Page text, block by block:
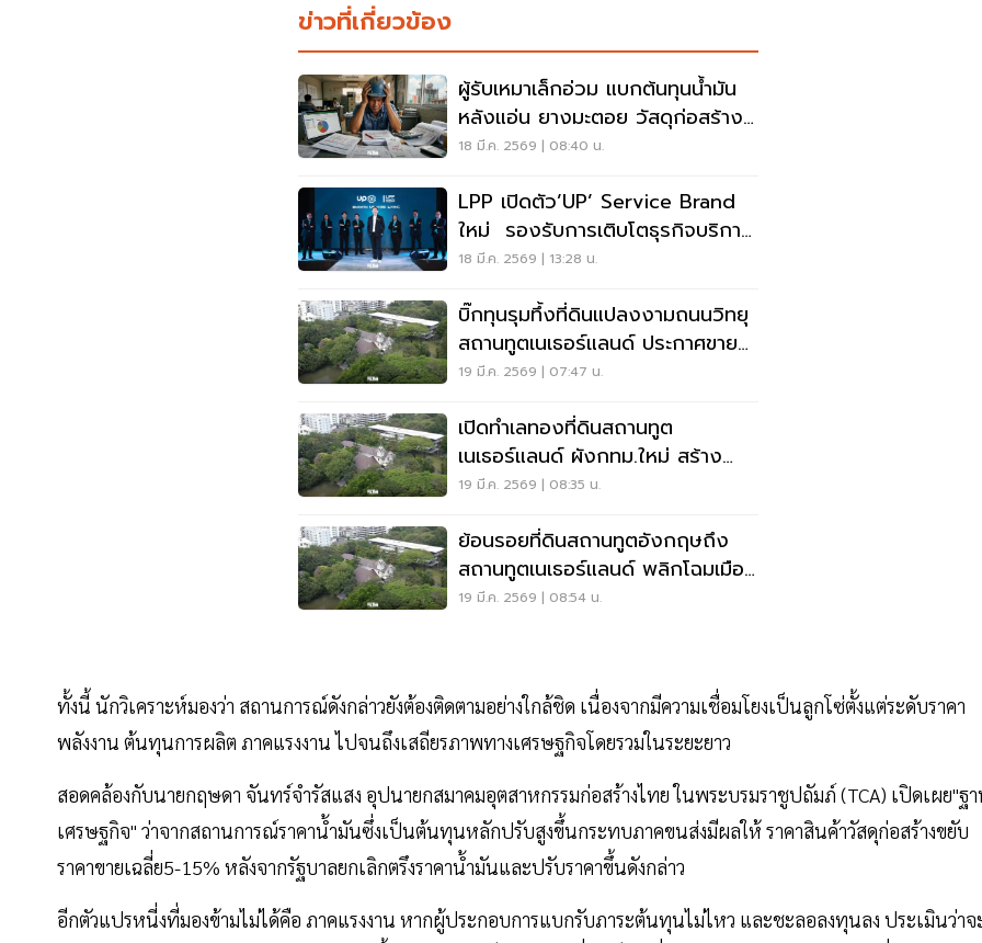
ข่าวที่เกี่ยวข้อง
ผู้รับเหมาเล็กอ่วม แบกต้นทุนน้ำมัน
หลังแอ่น ยางมะตอย วัสดุก่อสร้าง
พุ่ง ซ้ำเติมเศรษฐกิจ-แบงก์เข้มสิน
18 มี.ค. 2569 | 08:40 น.
LPP เปิดตัว’UP’ Service Brand
ใหม่ รองรับการเติบโตธุรกิจบริการ
อสังหาฯ
18 มี.ค. 2569 | 13:28 น.
บิ๊กทุนรุมทึ้งที่ดินแปลงงามถนนวิทยุ
สถานทูตเนเธอร์แลนด์ ประกาศขาย
20ไร่
19 มี.ค. 2569 | 07:47 น.
เปิดทำเลทองที่ดินสถานทูต
เนเธอร์แลนด์ ผังกทม.ใหม่ สร้าง
ได้10เท่าของแปลงที่ดิน
19 มี.ค. 2569 | 08:35 น.
ย้อนรอยที่ดินสถานทูตอังกฤษถึง
สถานทูตเนเธอร์แลนด์ พลิกโฉมเมือง
ดันราคาที่ดินพุ่ง
19 มี.ค. 2569 | 08:54 น.
ทั้งนี้ นักวิเคราะห์มองว่า สถานการณ์ดังกล่าวยังต้องติดตามอย่างใกล้ชิด เนื่องจากมีความเชื่อมโยงเป็นลูกโซ่ตั้งแต่ระดับราคา
พลังงาน ต้นทุนการผลิต ภาคแรงงาน ไปจนถึงเสถียรภาพทางเศรษฐกิจโดยรวมในระยะยาว
สอดคล้องกับนายกฤษดา จันทร์จำรัสแสง อุปนายกสมาคมอุตสาหกรรมก่อสร้างไทย ในพระบรมราชูปถัมภ์ (TCA) เปิดเผย"ฐ
เศรษฐกิจ" ว่าจากสถานการณ์ราคาน้ำมันซึ่งเป็นต้นทุนหลักปรับสูงขึ้นกระทบภาคขนส่งมีผลให้ ราคาสินค้าวัสดุก่อสร้างขยับ
ราคาขายเฉลี่ย5-15% หลังจากรัฐบาลยกเลิกตรึงราคาน้ำมันและปรับราคาขึ้นดังกล่าว
อีกตัวแปรหนี่งที่มองข้ามไม่ได้คือ ภาคแรงงาน หากผู้ประกอบการแบกรับภาระต้นทุนไม่ไหว และชะลอลงทุนลง ประเมินว่าจ